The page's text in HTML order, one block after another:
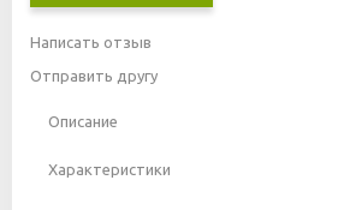
Написать отзыв
Отправить другу
Описание
Характеристики